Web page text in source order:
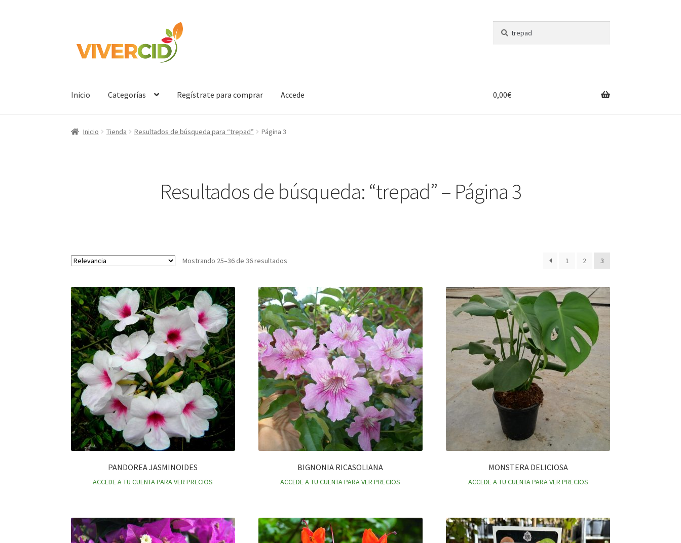
contenido
por:
Inicio Categorías Regístrate para comprar Accede 0,00€
Inicio Tienda Resultados de búsqueda para “trepad” Página 3
Resultados de búsqueda: “trepad” – Página 3
Mostrando 25–36 de 36 resultados 1 2 3
PANDOREA JASMINOIDES
ACCEDE A TU CUENTA PARA VER PRECIOS
BIGNONIA RICASOLIANA
ACCEDE A TU CUENTA PARA VER PRECIOS
MONSTERA DELICIOSA
ACCEDE A TU CUENTA PARA VER PRECIOS